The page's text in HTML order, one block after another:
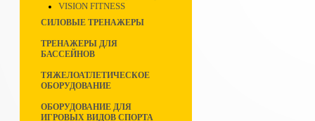
VISION FITNESS
СИЛОВЫЕ ТРЕНАЖЕРЫ
ТРЕНАЖЕРЫ ДЛЯ
БАССЕЙНОВ
ТЯЖЕЛОАТЛЕТИЧЕСКОЕ
ОБОРУДОВАНИЕ
ОБОРУДОВАНИЕ ДЛЯ
ИГРОВЫХ ВИДОВ СПОРТА